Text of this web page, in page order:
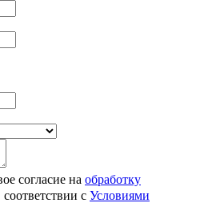
согласие на обработку
соответствии с Условиями